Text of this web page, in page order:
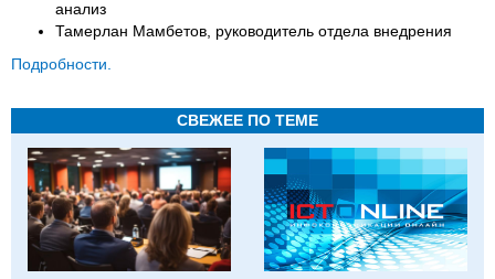
анализ
Тамерлан Мамбетов, руководитель отдела внедрения
Подробности.
СВЕЖЕЕ ПО ТЕМЕ